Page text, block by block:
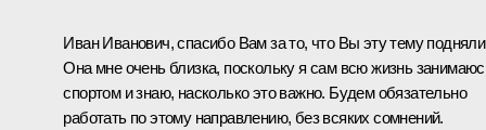
Иван Иванович, спасибо Вам за то, что Вы эту тему
Она мне очень близка, поскольку я сам всю жизнь
спортом и знаю, насколько это важно. Будем обязательно
работать по этому направлению, без всяких сомнений.